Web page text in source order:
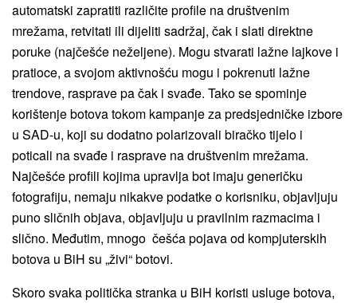
automatski zapratiti različite profile na društvenim
mrežama, retvitati ili dijeliti sadržaj, čak i slati direktne
poruke (najčešće neželjene). Mogu stvarati lažne lajkove i
pratioce, a svojom aktivnošću mogu i pokrenuti lažne
trendove, rasprave pa čak i svađe. Tako se spominje
korištenje botova tokom kampanje za predsjedničke izbore
u SAD-u, koji su dodatno polarizovali biračko tijelo i
poticali na svađe i rasprave na društvenim mrežama.
Najčešće profili kojima upravlja bot imaju generičku
fotografiju, nemaju nikakve podatke o korisniku, objavljuju
puno sličnih objava, objavljuju u pravilnim razmacima i
slično. Međutim, mnogo češća pojava od kompjuterskih
botova u BiH su „živi“ botovi.
Skoro svaka politička stranka u BiH koristi usluge botova,